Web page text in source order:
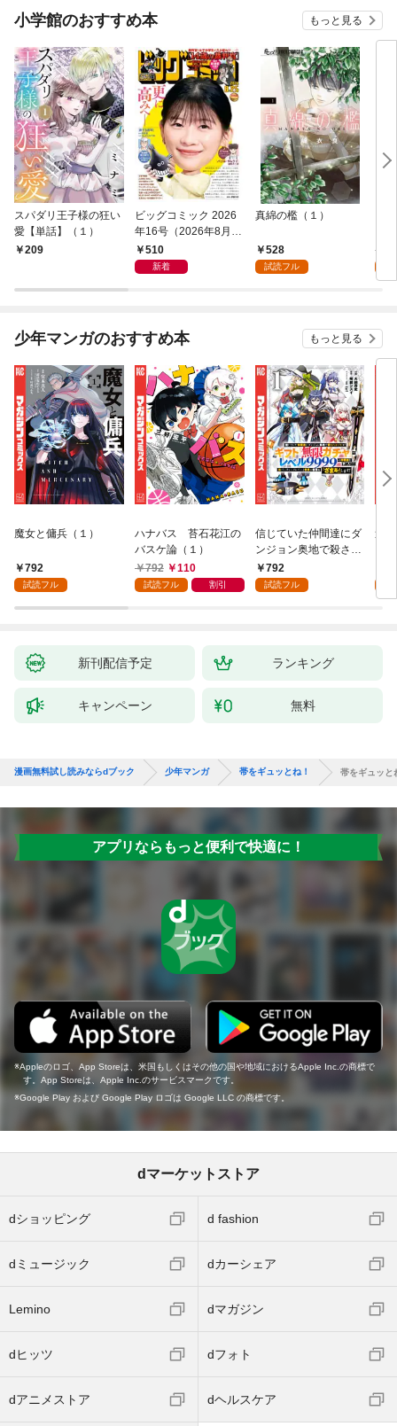
小学館のおすすめ本 もっと見る
スパダリ王子様の狂い
愛【単話】（１）
209
ビッグコミック 2026
年16号（2026年8月7
日発売）
510
新着
真綿の檻（１）
528
試読フル
少年マンガのおすすめ本 もっと見る
魔女と傭兵（１）
792
試読フル
ハナバス 苔石花江の
バスケ論（１）
792
110
試読フル 割引
信じていた仲間達にダ
ンジョン奥地で殺され
かけたがギフト『無限
ガチャ』でレベル９９
（１）
792
試読フル
追
強
～
新刊配信予定 ランキング
キャンペーン 無料
漫画無料試し読みならdブック 少年マンガ 帯をギュッとね！ 帯をギュッと
アプリならもっと便利で快適に！
Appleのロゴ、App Storeは、米国もしくはその他の国や地域におけるApple Inc.の商標で
す。App Storeは、Apple Inc.のサービスマークです。
Google Play および Google Play ロゴは Google LLC の商標です。
dマーケットストア
dショッピング d fashion
dミュージック dカーシェア
Lemino dマガジン
dヒッツ dフォト
dアニメストア dヘルスケア